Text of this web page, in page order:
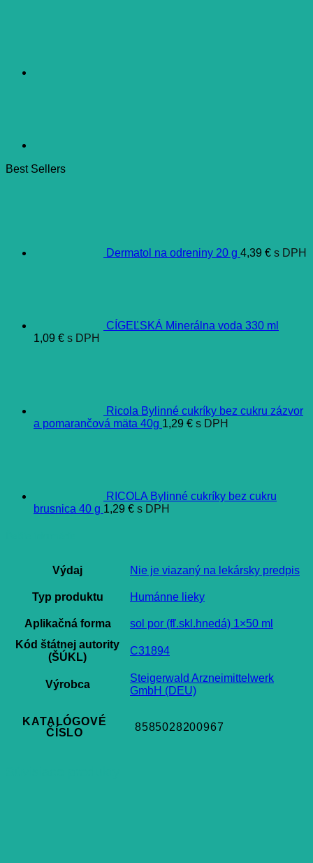
Best Sellers
Dermatol na odreniny 20 g 4,39 € s DPH
CÍGEĽSKÁ Minerálna voda 330 ml
1,09 € s DPH
Ricola Bylinné cukríky bez cukru zázvor
a pomarančová mäta 40g 1,29 € s DPH
RICOLA Bylinné cukríky bez cukru
brusnica 40 g 1,29 € s DPH
Výdaj Nie je viazaný na lekársky predpis
Typ produktu Humánne lieky
Aplikačná forma
sol por (fľ.skl.hnedá) 1×50 ml
Kód štátnej autority
(ŠÚKL)
C31894
Výrobca
Steigerwald Arzneimittelwerk
GmbH (DEU)
KATALÓGOVÉ
ČÍSLO
8585028200967